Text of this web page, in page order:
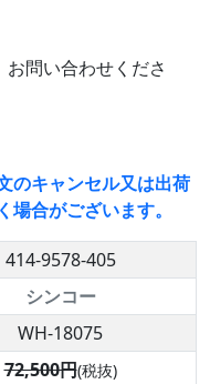
問い合わせくださ
のキャンセル又は出荷
合がございます。
414-9578-405
シンコー
WH-18075
72,500円(税抜)